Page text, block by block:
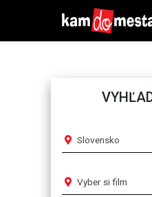
Slovensko
Vyber si film